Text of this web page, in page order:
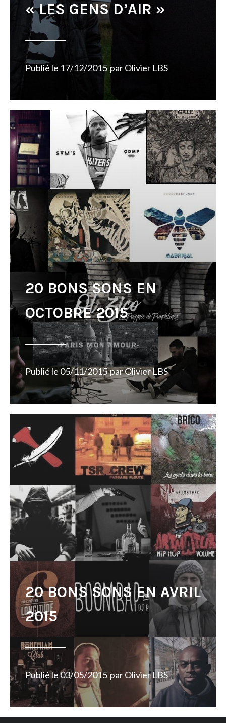
« LES GENS D’AIR »
Publié le 17/12/2015 parOlivier LBS
20 BONS SONS EN
OCTOBRE 2015
Publié le 05/11/2015 parOlivier LBS
20 BONS SONS EN AVRIL
2015
Publié le03/05/2015 parOlivier LBS